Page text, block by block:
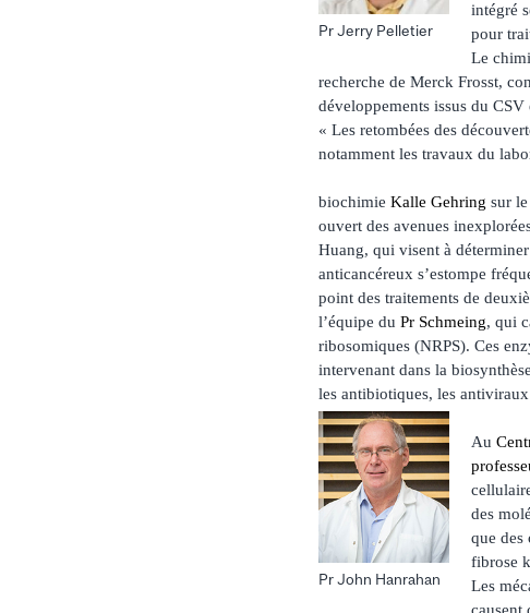
Pr Jerry Pelletier
intégré
pour
Le
recherche de Merck Frosst,
développements issus du
« Les retombées des
notamment les travaux du
biochimie Kalle Gehring sur
ouvert des avenues
Huang, qui visent à
anticancéreux s’estompe
point des traitements de
l’équipe du Pr Schmeing, qui
ribosomiques (NRPS). Ces
intervenant dans la
les antibiotiques, les
Pr John Hanrahan
Au
des
que des
fibrose
Les